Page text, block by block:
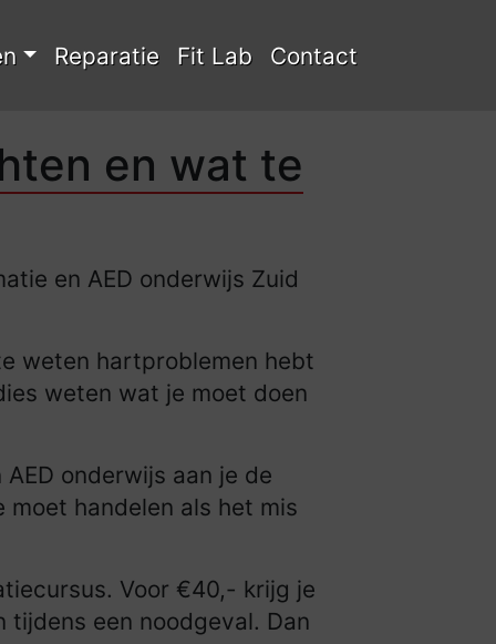
Reparatie Fit Lab Contact
en wat te
en AED onderwijs Zuid
weten hartproblemen hebt
weten wat je moet doen
onderwijs aan je de
handelen als het mis
Voor €40,- krijg je
een noodgeval. Dan